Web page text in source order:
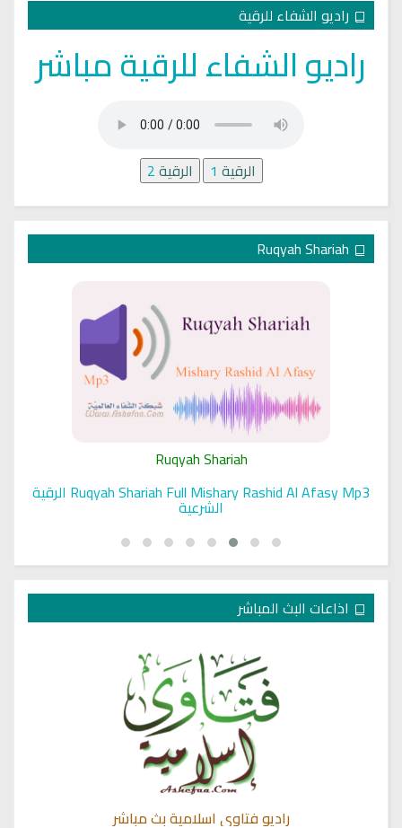
راديو الشفاء للرقية
راديو الشفاء للرقية مباشر
الرقية 1 الرقية2
Ruqyah Shariah
Ruqyah Shariah Full Mishary Rashid Al Afasy Mp3 الرقية
الشرعية
اذاعات البث المباشر
راديو فتاوى اسلامية بث مباشر